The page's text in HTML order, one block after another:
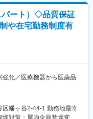
やり取り 月数回（現時
くなる想定
：現在はルーティンでは
を対応する場合は早朝7時
造管理、トラブル対応、
き、適性を考慮の上、製
管理や異常・逸脱対応推
、将来的には、本人の希
質保証などの関連部署で
への登用の機会も得る事が
造を通じ、世界中の患者さ
パート）◇品質保証
や在宅勤務制度有
強化／医療機器から医薬品
現に向けて、グループ全体
区幡ヶ谷2-44-1 勤務地最寄
対策：屋内全面禁煙変更